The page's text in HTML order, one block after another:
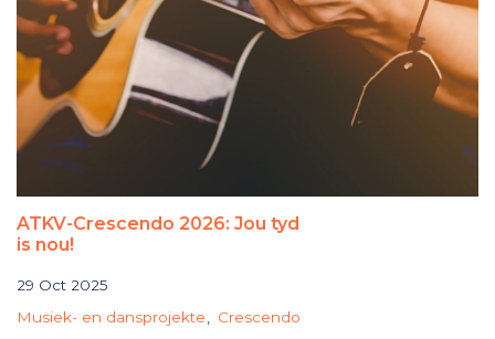
ATKV-Crescendo 2026: Jou tyd
is nou!
29 Oct 2025
Musiek- en dansprojekte
Crescendo